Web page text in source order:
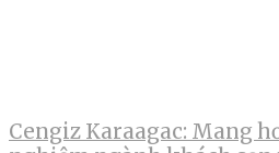
Cengiz Karaagac: Mang